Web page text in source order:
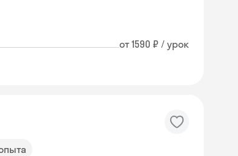
от 1590 ₽ / урок